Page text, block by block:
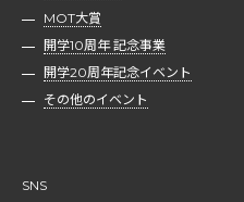
MOT大賞
開学10周年 記念事業
開学20周年記念イベント
その他のイベント
SNS